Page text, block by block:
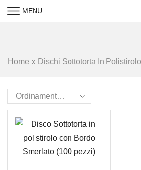
MENU
Home » Dischi Sottotorta In Polistirolo